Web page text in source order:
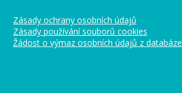
Zásady ochrany osobních údajů
Zásady používání souborů cookies
Žádost o výmaz osobních údajů z databáze